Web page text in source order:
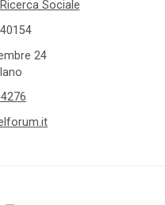
Sociale
24